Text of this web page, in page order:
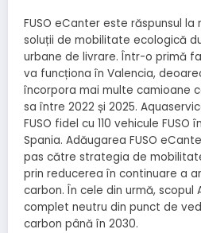
FUSO eCanter este răspunsul
soluții de mobilitate ecologică
urbane de livrare. Într-o primă
va funcționa în Valencia,
încorpora mai multe camioane
sa între 2022 și 2025.
FUSO fidel cu 110 vehicule
Spania. Adăugarea FUSO
pas către strategia de
prin reducerea în continuare a
carbon. În cele din urmă, scopul
complet neutru din punct de
carbon până în 2030.